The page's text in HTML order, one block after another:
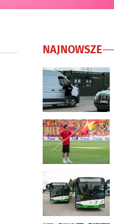
NAJNOWSZE